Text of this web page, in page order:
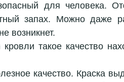
для человека.
запах. Можно даже
возникнет.
такое качество
качество. Краска